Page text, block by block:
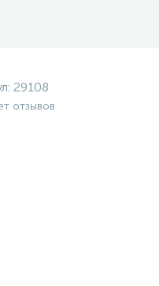
29108
отзывов